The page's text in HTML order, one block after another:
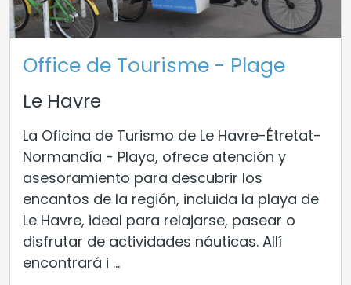
Office de Tourisme - Plage
Le Havre
La Oficina de Turismo de Le Havre-Étretat-
Normandía - Playa, ofrece atención y
asesoramiento para descubrir los
encantos de la región, incluida la playa de
Le Havre, ideal para relajarse, pasear o
disfrutar de actividades náuticas. Allí
encontrará i ...